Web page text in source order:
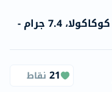
مرطب شفاه ليب سماكر، بنكهة كوكاكولا، 7.4 جرام -
21 نقاط